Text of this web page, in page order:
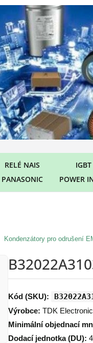
RELÉ NAIS
PANASONIC
POWER
Kondenzátory pro odrušení
Kód (SKU):
Výrobce: TDK
Minimální objednací
Dodací jednotka (DU):